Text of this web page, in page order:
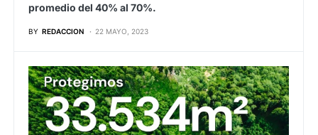
promedio del 40% al 70%.
BY REDACCION 22 MAYO, 2023